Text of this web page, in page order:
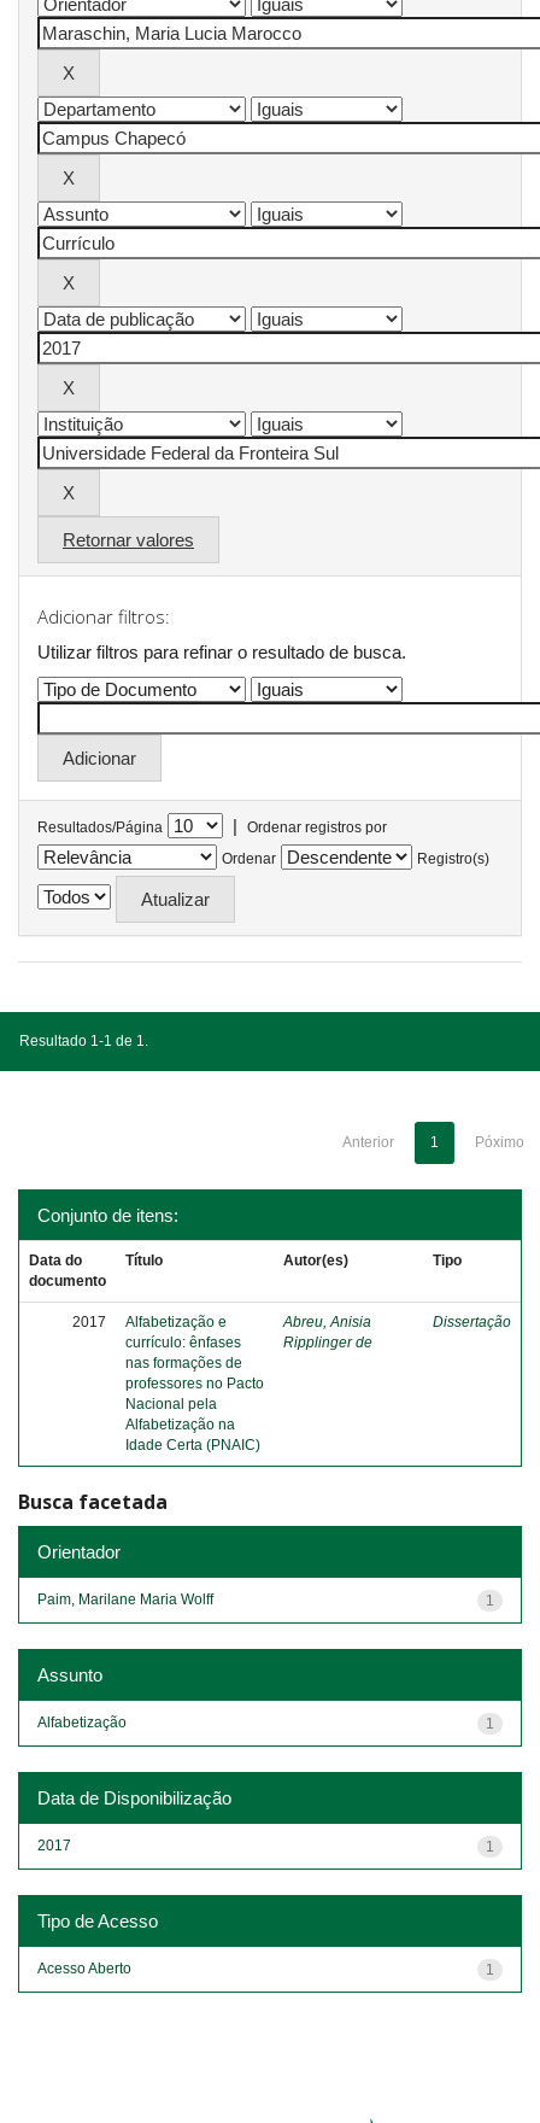
Retornar valores
Adicionar filtros:
Utilizar filtros para refinar o resultado de busca.
Resultados/Página |
Ordenar registros por
Ordenar
Registro(s)
Resultado 1-1 de 1.
Anterior 1 Póximo
Conjunto de itens:
Data do
documento
Título Autor(es) Tipo
2017
Alfabetização e
currículo: ênfases
nas formações de
professores no Pacto
Nacional pela
Alfabetização na
Idade Certa (PNAIC)
Abreu, Anisia
Ripplinger de
Dissertação
Busca facetada
Orientador
1
Paim, Marilane Maria Wolff
Assunto
1
Alfabetização
Data de Disponibilização
1
2017
Tipo de Acesso
1
Acesso Aberto